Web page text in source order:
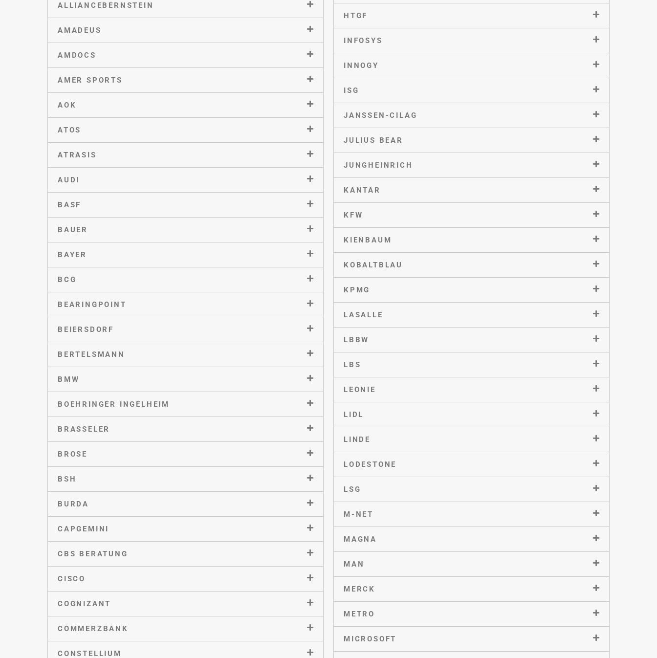
ALLIANCEBERNSTEIN
AMADEUS
AMDOCS
AMER SPORTS
AOK
ATOS
ATRASIS
AUDI
BASF
BAUER
BAYER
BCG
BEARINGPOINT
BEIERSDORF
BERTELSMANN
BMW
BOEHRINGER INGELHEIM
BRASSELER
BROSE
BSH
BURDA
CAPGEMINI
CBS BERATUNG
CISCO
COGNIZANT
COMMERZBANK
CONSTELLIUM
HTGF
INFOSYS
INNOGY
ISG
JANSSEN-CILAG
JULIUS BEAR
JUNGHEINRICH
KANTAR
KFW
KIENBAUM
KOBALTBLAU
KPMG
LASALLE
LBBW
LBS
LEONIE
LIDL
LINDE
LODESTONE
LSG
M-NET
MAGNA
MAN
MERCK
METRO
MICROSOFT